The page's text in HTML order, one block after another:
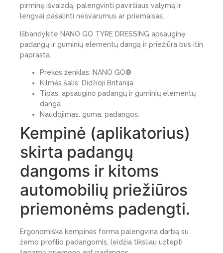
pirminę išvaizdą, palengvinti paviršiaus valymą ir
lengvai pašalinti nešvarumus ar priemaišas.
Išbandykite NANO GO TYRE DRESSING apsauginę
padangų ir guminių elementų dangą ir priežiūra bus itin
paprasta.
Prekės ženklas: NANO GO®
Kilmės šalis: Didžioji Britanija
Tipas: apsauginė padangų ir guminių elementų
danga.
Naudojimas: guma, padangos.
Kempinė (aplikatorius)
skirta padangų
dangoms ir kitoms
automobilių priežiūros
priemonėms padengti.
Ergonomiška kempinės forma palengvina darbą su
žemo profilio padangomis, leidžia tiksliau užtepti